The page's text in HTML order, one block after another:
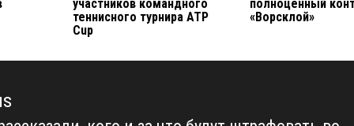
участников командного
теннисного турнира ATP
Cup
полноценный
«Ворсклой»